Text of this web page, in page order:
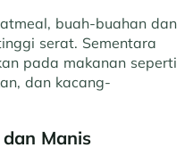
buah-buahan dan
serat. Sementara
pada makanan seperti
dan kacang-
Manis